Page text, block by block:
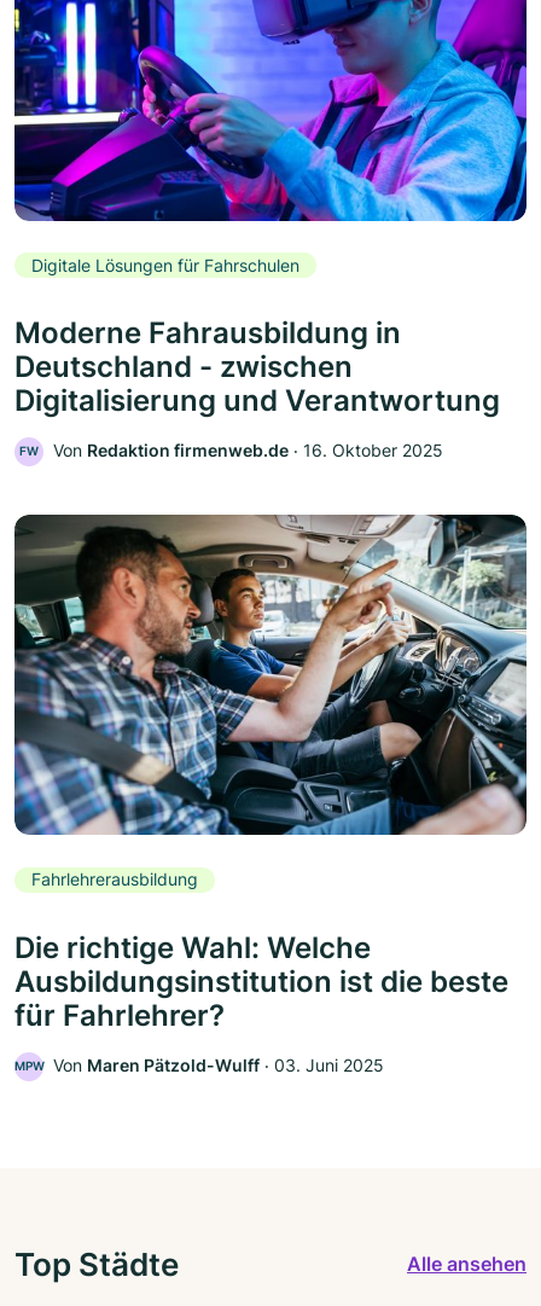
Digitale Lösungen für Fahrschulen
Moderne Fahrausbildung in
Deutschland - zwischen
Digitalisierung und Verantwortung
FW Von Redaktion firmenweb.de ‧ 16. Oktober 2025
Fahrlehrerausbildung
Die richtige Wahl: Welche
Ausbildungsinstitution ist die beste
für Fahrlehrer?
MPW Von Maren Pätzold-Wulff ‧ 03. Juni 2025
Top Städte Alle ansehen